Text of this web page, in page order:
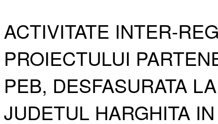
ACTIVITATE INTER-
PROIECTULUI
PEB, DESFASURATA
JUDETUL HARGHITA